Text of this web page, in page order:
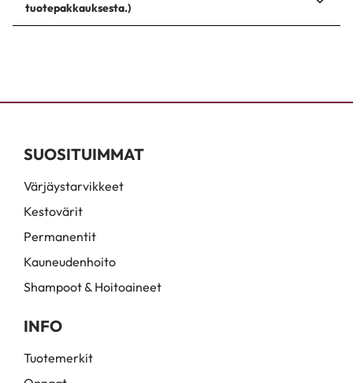
tuotepakkauksesta.)
SUOSITUIMMAT
Värjäystarvikkeet
Kestovärit
Permanentit
Kauneudenhoito
Shampoot & Hoitoaineet
INFO
Tuotemerkit